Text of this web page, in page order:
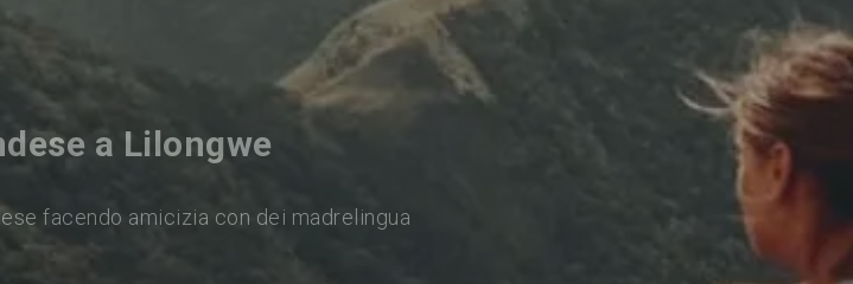
a Lilongwe
facendo amicizia con dei madrelingua